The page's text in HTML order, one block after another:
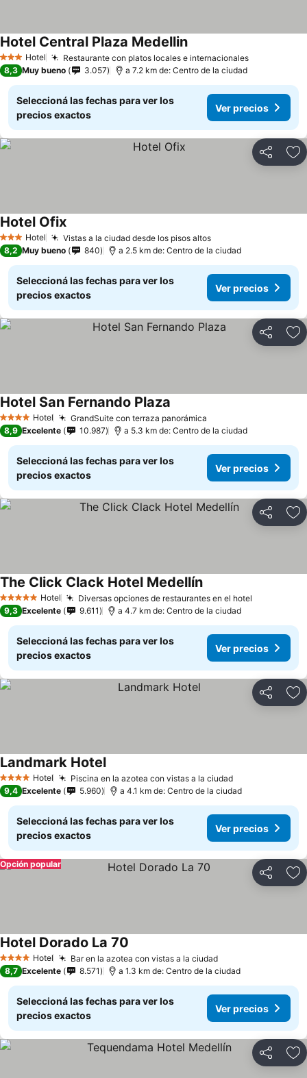
3 Estrellas
Hotel Restaurante con platos locales e internacionales
Hotel Central Plaza Medellin
8,3 Muy bueno 3.057 a 7.2 km de: Centro de la ciudad
Seleccioná las fechas para ver los
precios exactos
Ver precios
Compartir
3 Estrellas
Hotel Vistas a la ciudad desde los pisos altos
Hotel Ofix
8,2 Muy bueno 840 a 2.5 km de: Centro de la ciudad
Seleccioná las fechas para ver los
precios exactos
Ver precios
Compartir
4 EstrellasHotel GrandSuite con terraza panorámica
Hotel San Fernando Plaza
8,9 Excelente 10.987 a 5.3 km de: Centro de la ciudad
Seleccioná las fechas para ver los
precios exactos
Ver precios
Compartir
5 Estrellas Hotel Diversas opciones de restaurantes en el hotel
The Click Clack Hotel Medellín
9,3 Excelente 9.611 a 4.7 km de: Centro de la ciudad
Seleccioná las fechas para ver los
precios exactos
Ver precios
Compartir
4 EstrellasHotel Piscina en la azotea con vistas a la ciudad
Landmark Hotel
9,4 Excelente 5.960 a 4.1 km de: Centro de la ciudad
Seleccioná las fechas para ver los
precios exactos
Ver precios
Compartir
Opción popular
4 EstrellasHotel Bar en la azotea con vistas a la ciudad
Hotel Dorado La 70
8,7 Excelente 8.571 a 1.3 km de: Centro de la ciudad
Seleccioná las fechas para ver los
precios exactos
Ver precios
Compartir